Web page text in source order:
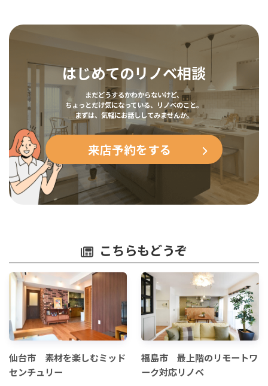
はじめてのリノベ相談
まだどうするかわからないけど、
ちょっとだけ気になっている、リノベのこと。
まずは、気軽にお話ししてみませんか。
来店予約をする
こちらもどうぞ
仙台市 素材を楽しむミッド
センチュリー
福島市 最上階のリモートワ
ーク対応リノベ